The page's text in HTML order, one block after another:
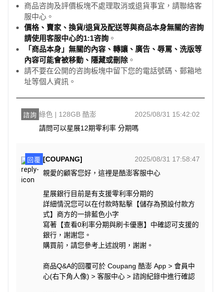
商品咨詢及評價板塊不處理取消或退貨事宜，請聯絡客
服中心。
價格、賣家、換貨/退貨及配送等與商品本身無關的咨詢
請使用客服中心的1:1咨詢 。
「商品本身」無關的內容、轉讓、廣告、辱罵、洗版等
內容可能會被移動、隱藏或刪除。
請不要在公開的咨詢板塊中留下您的電話號碼、郵箱地
址等個人資訊。
諮詢 綠色 | 128GB 酷澎
2025/08/31 15:42:02
請問可以星展12期零利率 分期嗎
回覆 [COUPANG]
2025/08/31 17:58:47
親愛的顧客您好，這裡是酷澎客服中心
星展銀行目前是有支援零利率分期的
詳細情況您可以在付款時點擊【儲存為預設付款方
式】商方的一排藍色小字
寫著【查看0利率分期與刷卡優惠】中確認可支援的
銀行，謝謝您。
購買前，請您參考上述說明，謝謝。
商品Q&A的回覆可於 Coupang 酷澎 App > 會員中
心(右下角人像) > 客服中心 > 諮詢紀錄中進行確認